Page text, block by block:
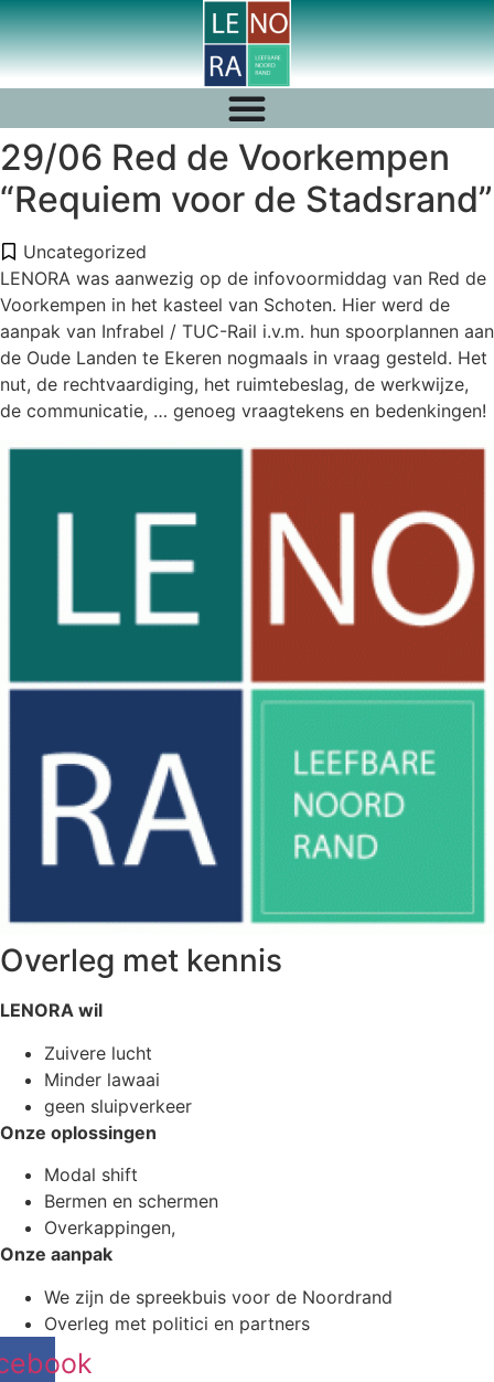
29/06 Red de Voorkempen
“Requiem voor de Stadsrand”
Uncategorized
LENORA was aanwezig op de infovoormiddag van Red de
Voorkempen in het kasteel van Schoten. Hier werd de
aanpak van Infrabel / TUC-Rail i.v.m. hun spoorplannen aan
de Oude Landen te Ekeren nogmaals in vraag gesteld. Het
nut, de rechtvaardiging, het ruimtebeslag, de werkwijze,
de communicatie, … genoeg vraagtekens en bedenkingen!
Overleg met kennis
LENORA wil
Zuivere lucht
Minder lawaai
geen sluipverkeer
Onze oplossingen
Modal shift
Bermen en schermen
Overkappingen,
Onze aanpak
We zijn de spreekbuis voor de Noordrand
Overleg met politici en partners